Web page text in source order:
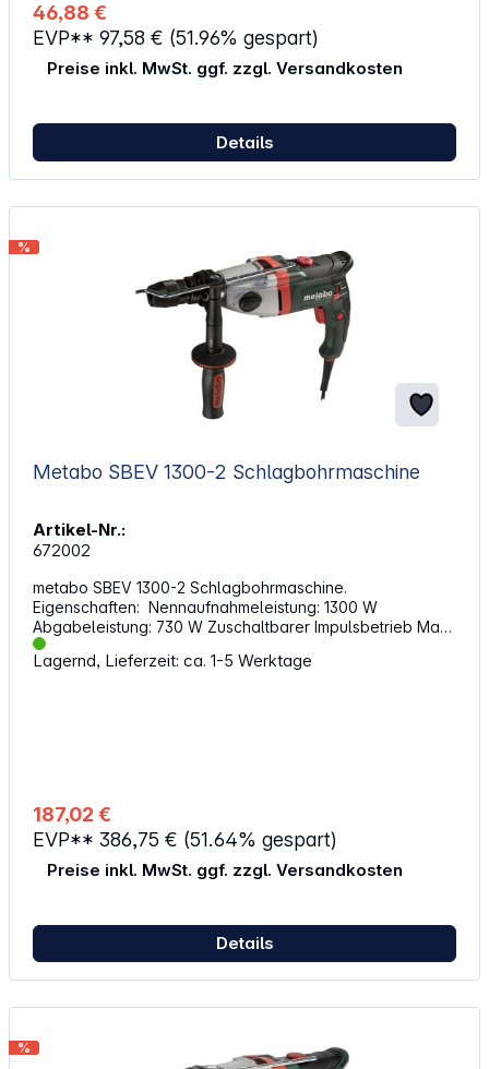
46,88 €
EVP** 97,58 € (51.96% gespart)
Preise inkl. MwSt. ggf. zzgl. Versandkosten
Details
%
Metabo SBEV 1300-2 Schlagbohrmaschine
Artikel-Nr.:
672002
metabo SBEV 1300-2 Schlagbohrmaschine.
Eigenschaften: Nennaufnahmeleistung: 1300 W
Abgabeleistung: 730 W Zuschaltbarer Impulsbetrieb Max.
Drehmoment: 44 / 16 Nm Bohr-Ø Mauerwerk: 24 mm Bohr-
Ø Beton: 22 mm Bohr-Ø Stahl: 16 / 10 mm Bohr-Ø
Lieferumfang: 1x Metabo SBEV 1300-2
Schlagbohrmaschine 1x Zusatzhandgriff 1x
Tiefenanschlag 1x Transportkoffer
Lagernd, Lieferzeit: ca. 1-5 Werktage
187,02 €
EVP** 386,75 € (51.64% gespart)
Preise inkl. MwSt. ggf. zzgl. Versandkosten
Details
%